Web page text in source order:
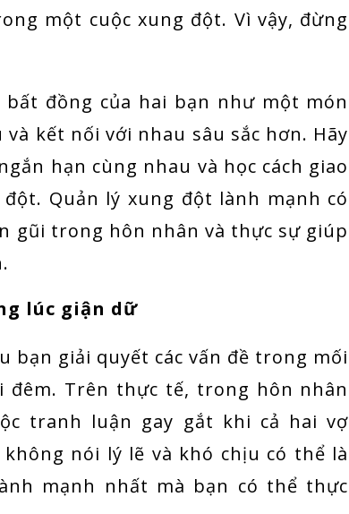
một cuộc xung đột. Vì vậy, đừng
đồng của hai bạn như một món
kết nối với nhau sâu sắc hơn. Hãy
hạn cùng nhau và học cách giao
Quản lý xung đột lành mạnh có
gũi trong hôn nhân và thực sự giúp
lúc giận dữ
bạn giải quyết các vấn đề trong mối
Trên thực tế, trong hôn nhân
tranh luận gay gắt khi cả hai vợ
nói lý lẽ và khó chịu có thể là
mạnh nhất mà bạn có thể thực